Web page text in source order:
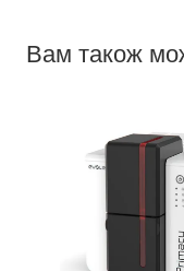
Вам також